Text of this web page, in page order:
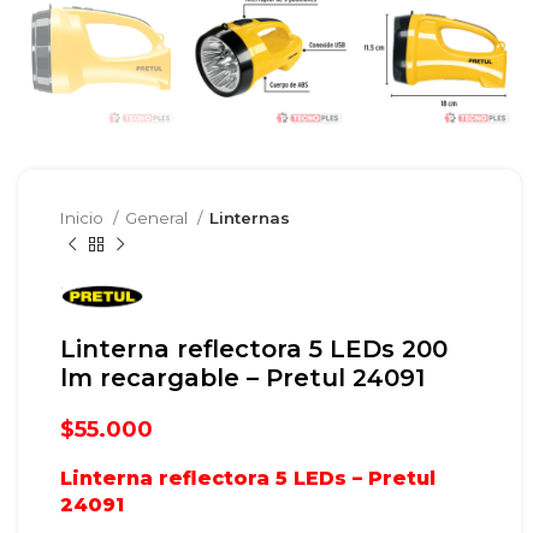
Inicio General Linternas
Linterna reflectora 5 LEDs 200
lm recargable – Pretul 24091
$55.000
Linterna reflectora 5 LEDs – Pretul
24091